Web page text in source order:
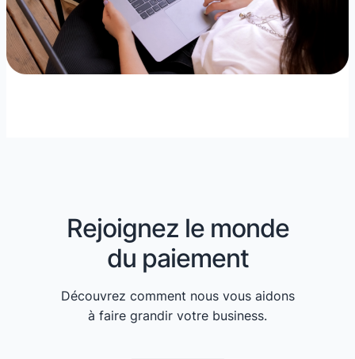
Rejoignez le monde
du paiement
Découvrez comment nous vous aidons
à faire grandir votre business.